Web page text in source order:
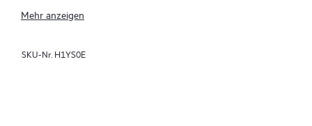
müssen viele Komponenten effektiv zusammenarbeiten. HPE
diesen Umgebungen entwickelt und bietet einen erweiterten
Mehr anzeigen
SKU-Nr. H1YS0E